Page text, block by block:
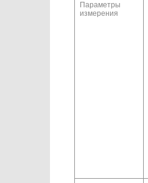
Параметры
измерения